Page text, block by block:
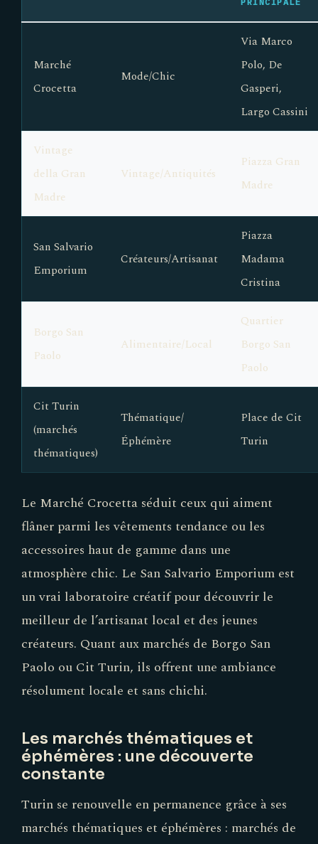
Marché
Crocetta
Mode/Chic
Via Marco
Polo, De
Gasperi,
Largo Cassini
Vintage
della Gran
Madre
Vintage/Antiquités
Piazza Gran
Madre
San Salvario
Emporium
Créateurs/Artisanat
Piazza
Madama
Cristina
Borgo San
Paolo
Alimentaire/Local
Quartier
Borgo San
Paolo
Cit Turin
(marchés
thématiques)
Thématique/
Éphémère
Place de Cit
Turin
Le Marché Crocetta séduit ceux qui aiment
flâner parmi les vêtements tendance ou les
accessoires haut de gamme dans une
atmosphère chic. Le San Salvario Emporium est
un vrai laboratoire créatif pour découvrir le
meilleur de l’artisanat local et des jeunes
créateurs. Quant aux marchés de Borgo San
Paolo ou Cit Turin, ils offrent une ambiance
résolument locale et sans chichi.
Les marchés thématiques et
éphémères : une découverte
constante
Turin se renouvelle en permanence grâce à ses
marchés thématiques et éphémères : marchés de